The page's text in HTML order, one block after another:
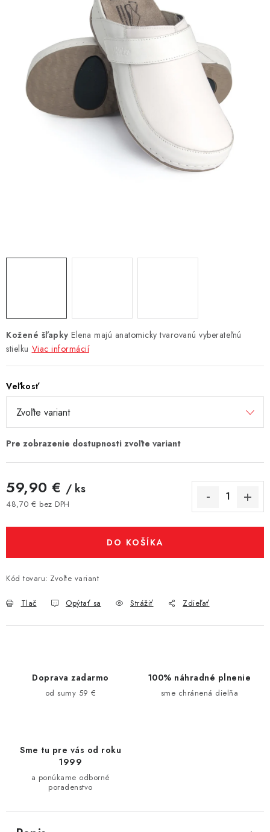
Predajne Kontakt Chránená dielňa
Pre firmy
Katalógy
Doprava, platba a zľavy
Formulár na výmenu tovaru
Kto sme
Reklamačný poriadok
Akcie v predajniach
Formulár na vrátenie tovaru /odstúpenie od zmluvy
Zásady ochrany osobných údajov
Kožené šľapky Elena majú anatomicky tvarovanú vyberateľnú
stielku Viac informácií
Veľkosť
59,90 € / ks
48,70 € bez DPH
DO KOŠÍKA
Kód tovaru: Zvoľte variant
Tlač Opýtať sa Strážiť Zdieľať
Doprava zadarmo
od sumy 59 €
100% náhradné plnenie
sme chránená dielňa
Sme tu pre vás od roku
1999
a ponúkame odborné
poradenstvo